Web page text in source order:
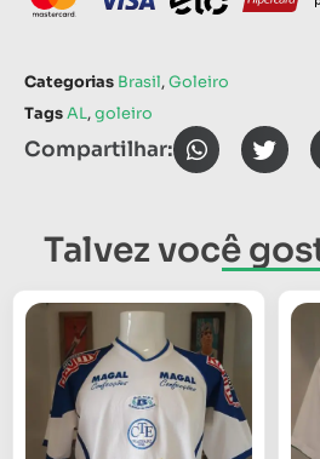
Categorias Brasil,Goleiro
TagsAL,goleiro
Compartilhar:
Talvez você